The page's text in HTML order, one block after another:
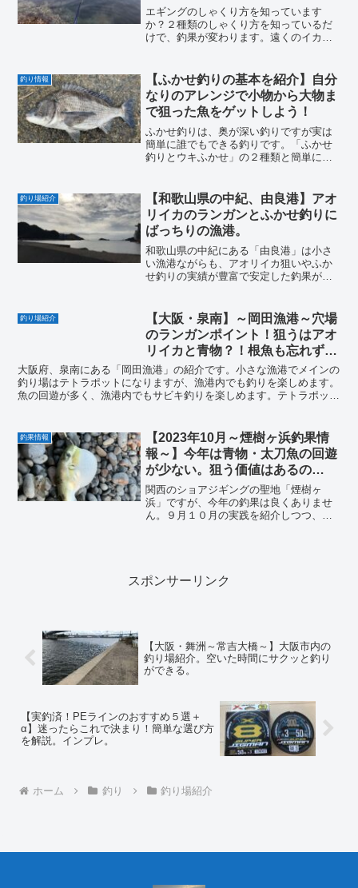
エギングのしゃくり方を知っています
か？２種類のしゃくり方を知っているだ
けで、釣果が変わります。遠くのイカ、
きます。釣れない時に釣果がアップしま
す。ぜひこの機会に覚えてみてくださ
い。
釣り情報
【ふかせ釣りの基本を紹介】自分
なりのアレンジで小物から大物ま
で狙った魚をゲットしよう！
ふかせ釣りは、奥が深い釣りですが実は
簡単に誰でもできる釣りです。「ふかせ
釣りとウキふかせ」の２種類と簡単にで
たい人も参考にしてみてください。
釣り場紹介
【和歌山県の中紀、由良港】アオ
リイカのランガンとふかせ釣りに
ばっちりの漁港。
和歌山県の中紀にある「由良港」は小さ
い漁港ながらも、アオリイカ狙いやふか
せ釣りの実績が豊富で安定した釣果が得
の釣果アップにつながります。
釣り場紹介
【大阪・泉南】～岡田漁港～穴場
のランガンポイント！狙うはアオ
リイカと青物？！根魚も忘れず
に。
大阪府、泉南にある「岡田漁港」の紹介です。小さな漁港でメインの
釣り場はテトラポットになりますが、漁港内でも釣りを楽しめます。
魚の回遊が多く、漁港内でもサビキ釣りを楽しめます。テトラポット
ぞ。
釣果情報
【2023年10月～煙樹ヶ浜釣果情
報～】今年は青物・太刀魚の回遊
が少ない。狙う価値はあるの
か？！
関西のショアジギングの聖地「煙樹ヶ
浜」ですが、今年の釣果は良くありませ
ん。９月１０月の実践を紹介しつつ、今
スポンサーリンク
【大阪・舞洲～常吉大橋～】大阪市内の
釣り場紹介。空いた時間にサクッと釣り
ができる。
【実釣済！PEラインのおすすめ５選＋
α】迷ったらこれで決まり！簡単な選び方
を解説。インプレ。
ホーム 釣り 釣り場紹介